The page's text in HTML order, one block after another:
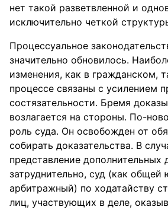
нет такой разветвленной и
исключительно четкой
Процессуальное
значительно обновилось.
изменения, как в гражданском,
процессе связаны с усилением
состязательности. Бремя
возлагается на стороны. По-
роль суда. Он освобожден от
собирать доказательства. В
представление дополнительных
затруднительно, суд (как
арбитражный) по ходатайству
лиц, участвующих в деле,